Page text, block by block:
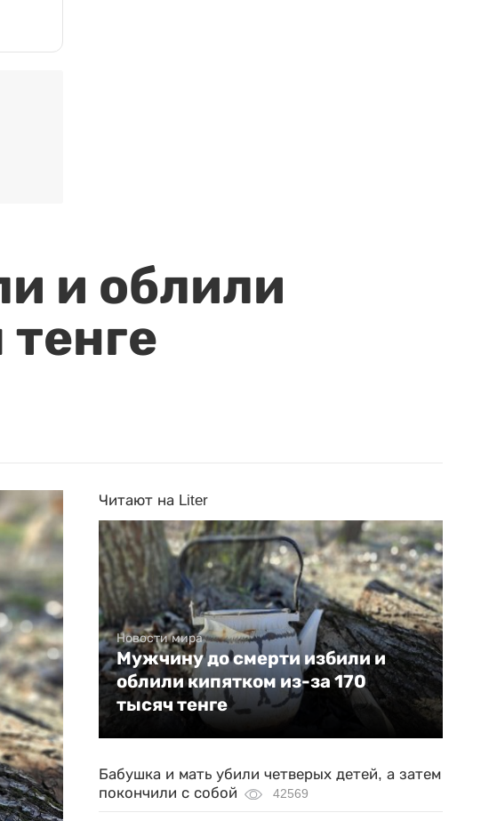
и облили
Читают на Liter
Новости мира
Мужчину до смерти избили и
облили кипятком из-за 170
тысяч тенге
Бабушка и мать убили четверых детей, а затем
покончили с собой
42569